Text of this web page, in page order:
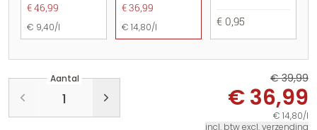
€ 46,99
€ 9,40/l
€ 36,99
€ 14,80/l € 0,95
Aantal € 39,99
€ 36,99
€ 14,80/l
incl. btw excl. verzending